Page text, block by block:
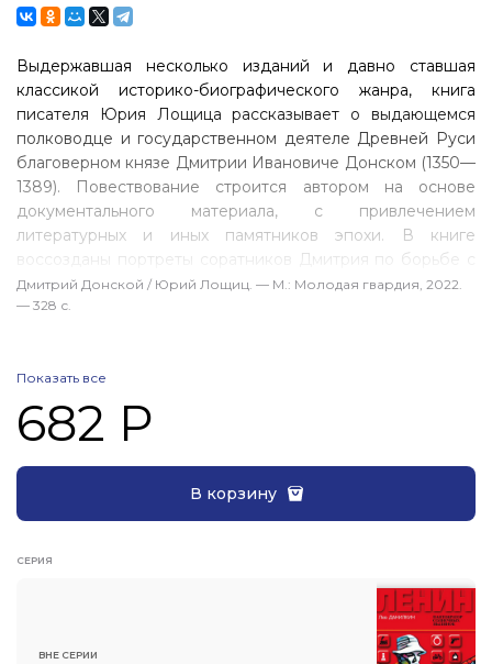
Выдержавшая несколько изданий и давно ставшая
классикой историко-биографического жанра, книга
писателя Юрия Лощица рассказывает о выдающемся
полководце и государственном деятеле Древней Руси
благоверном князе Дмитрии Ивановиче Донском (1350—
1389). Повествование строится автором на основе
документального материала, с привлечением
литературных и иных памятников эпохи. В книге
воссозданы портреты соратников Дмитрия по борьбе с
Ордой — его двоюродного брата князя Владимира
Андреевича Храброго, Дмитрия Боброка Волынского,
современников великого московского князя.
Дмитрий Донской / Юрий Лощиц. — М.: Молодая гвардия, 2022.
— 328 с.
Показать все
682 Р
В корзину
СЕРИЯ
ВНЕ СЕРИИ